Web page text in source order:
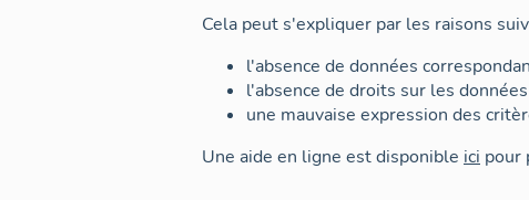
Cela peut s'expliquer par les raisons
l'absence de données
l'absence de droits sur les
une mauvaise expression des
Une aide en ligne est disponible ici pour